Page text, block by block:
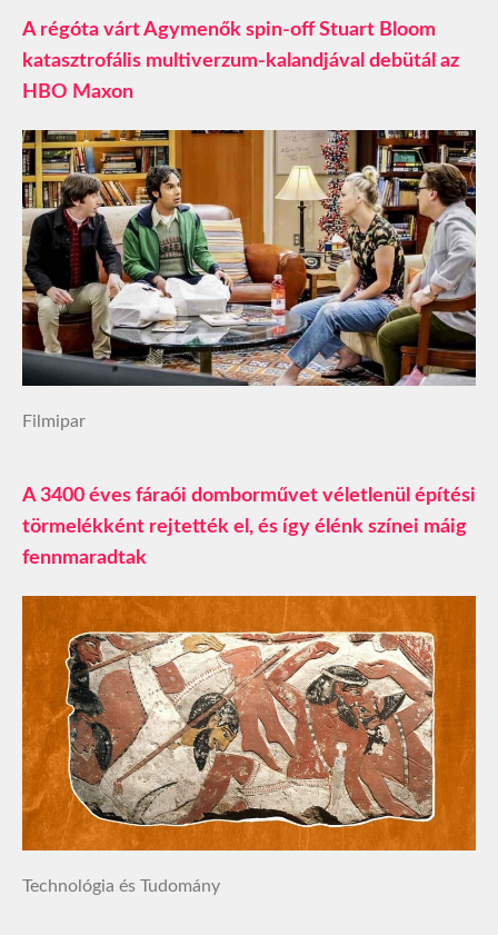
A régóta várt Agymenők spin-off Stuart Bloom
katasztrofális multiverzum-kalandjával debütál az
HBO Maxon
Filmipar
A 3400 éves fáraói domborművet véletlenül építési
törmelékként rejtették el, és így élénk színei máig
fennmaradtak
Technológia és Tudomány